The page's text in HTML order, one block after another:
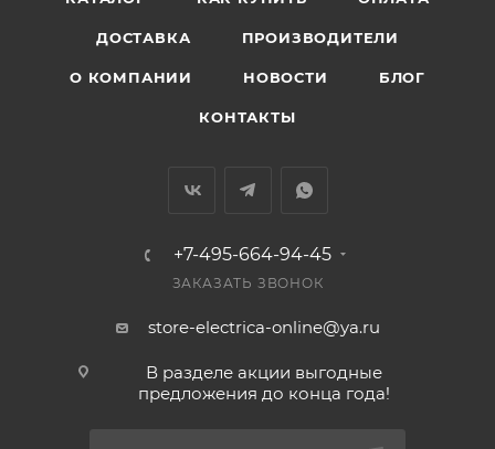
ДОСТАВКА ПРОИЗВОДИТЕЛИ
О КОМПАНИИ НОВОСТИ БЛОГ
КОНТАКТЫ
+7-495-664-94-45
ЗАКАЗАТЬ ЗВОНОК
store-electrica-online@ya.ru
В разделе акции выгодные
предложения до конца года!